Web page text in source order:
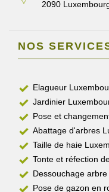
2090
NOS
Elagueur
Jardinier
Pose et
Abattage d'arbres
Taille de haie
Tonte et réfection
Dessouchage
Pose de gazon en